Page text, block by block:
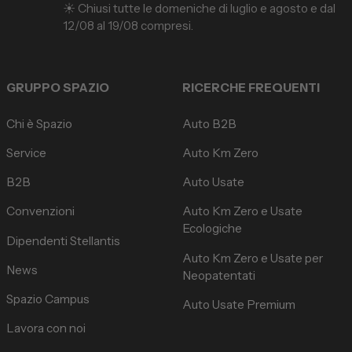
☀️ Chiusi tutte le domeniche di luglio e agosto e dal
12/08 al 19/08 compresi.
GRUPPO SPAZIO
Chi è Spazio
Service
B2B
Convenzioni
Dipendenti Stellantis
News
Spazio Campus
Lavora con noi
RICERCHE FREQUENTI
Auto B2B
Auto Km Zero
Auto Usate
Auto Km Zero e Usate
Ecologiche
Auto Km Zero e Usate per
Neopatentati
Auto Usate Premium